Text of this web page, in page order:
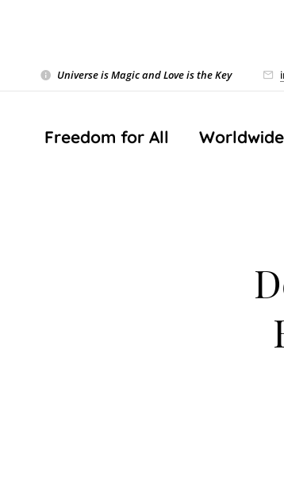
Universe is Magic and Love is the Key❤️
Freedom for All ❤️ Worldwide